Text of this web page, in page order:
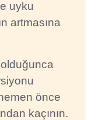
uyku
artmasına
önce
kaçının.